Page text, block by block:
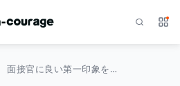
サ
面接官に良い第一印象を与えるための「面接前2分」の行動とは？